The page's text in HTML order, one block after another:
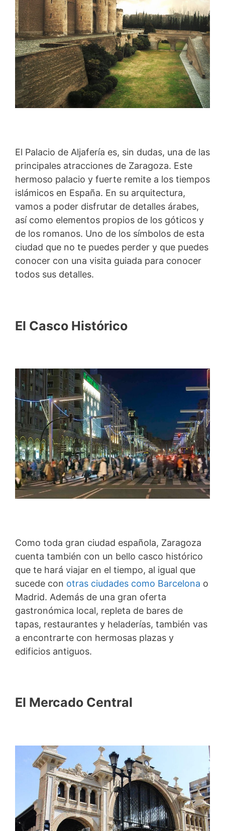
El Palacio de Aljafería es, sin dudas, una de las
principales atracciones de Zaragoza. Este
hermoso palacio y fuerte remite a los tiempos
islámicos en España. En su arquitectura,
vamos a poder disfrutar de detalles árabes,
así como elementos propios de los góticos y
de los romanos. Uno de los símbolos de esta
ciudad que no te puedes perder y que puedes
conocer con una visita guiada para conocer
todos sus detalles.
El Casco Histórico
Como toda gran ciudad española, Zaragoza
cuenta también con un bello casco histórico
que te hará viajar en el tiempo, al igual que
sucede con otras ciudades como Barcelona o
Madrid. Además de una gran oferta
gastronómica local, repleta de bares de
tapas, restaurantes y heladerías, también vas
a encontrarte con hermosas plazas y
edificios antiguos.
El Mercado Central